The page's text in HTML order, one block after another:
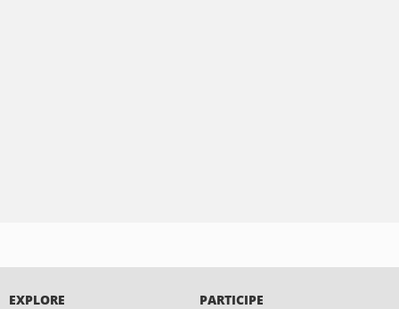
EXPLORE PARTICIPE